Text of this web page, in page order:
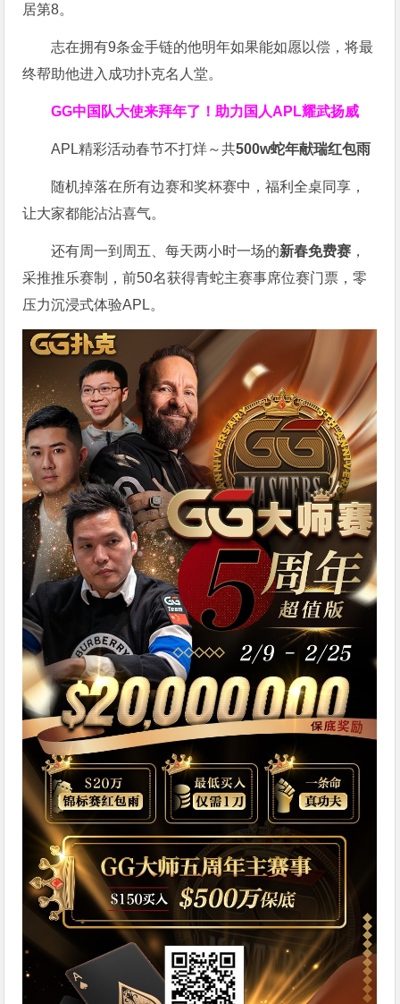
居第8。
志在拥有9条金手链的他明年如果能如愿以偿，将最
终帮助他进入成功扑克名人堂。
GG中国队大使来拜年了！助力国人APL耀武扬威
APL精彩活动春节不打烊～共500w蛇年献瑞红包雨
随机掉落在所有边赛和奖杯赛中，福利全桌同享，
让大家都能沾沾喜气。
还有周一到周五、每天两小时一场的新春免费赛 ，
采推推乐赛制，前50名获得青蛇主赛事席位赛门票，零
压力沉浸式体验APL。